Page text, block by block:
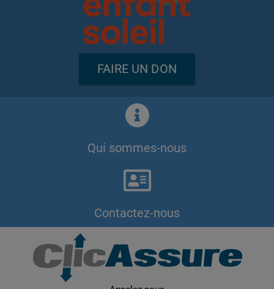
FAIRE UN DON
Qui sommes-nous
Contactez-nous